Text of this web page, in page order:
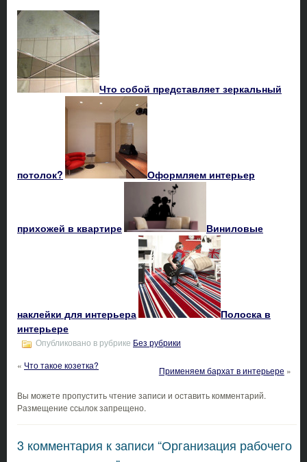
Что собой представляет зеркальный
потолок? Оформляем интерьер
прихожей в квартире Виниловые
наклейки для интерьера
Полоска в
интерьере
Опубликовано в рубрике Без рубрики
« Что такое козетка? Применяем бархат в интерьере »
Вы можете пропустить чтение записи и оставить комментарий.
Размещение ссылок запрещено.
3 комментария к записи “Организация рабочего